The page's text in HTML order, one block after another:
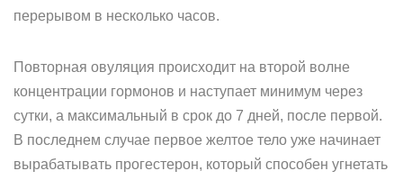
перерывом в несколько часов.
Повторная овуляция происходит на второй волне
концентрации гормонов и наступает минимум через
сутки, а максимальный в срок до 7 дней, после первой.
В последнем случае первое желтое тело уже начинает
вырабатывать прогестерон, который способен угнетать